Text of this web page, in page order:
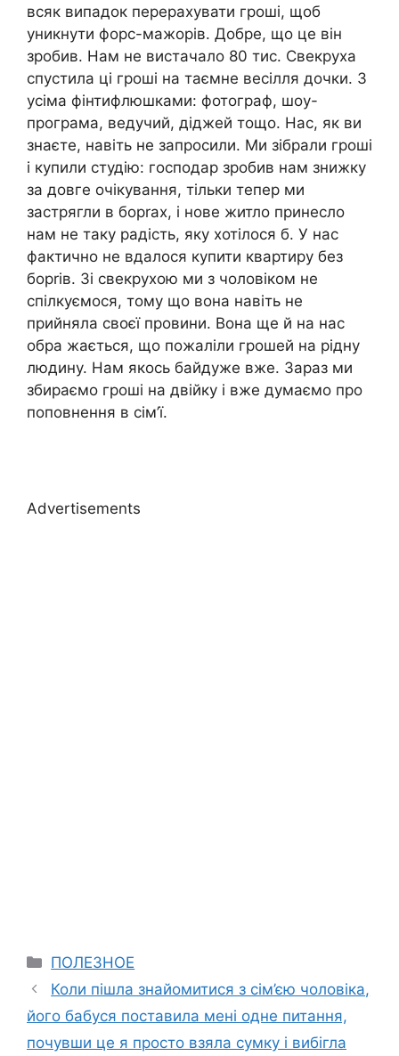
всяк випадок перерахувати гроші, щоб
уникнути форс-мажорів. Добре, що це він
зробив. Нам не вистачало 80 тис. Свекруха
спустила ці гроші на таємне весілля дочки. З
усіма фінтифлюшками: фотограф, шоу-
програма, ведучий, діджей тощо. Нас, як ви
знаєте, навіть не запросили. Ми зібрали гроші
і купили студію: господар зробив нам знижку
за довге очікування, тільки тепер ми
застрягли в борrах, і нове житло принесло
нам не таку радість, яку хотілося б. У нас
фактично не вдалося купити квартиру без
борrів. Зі свекрухою ми з чоловіком не
спілкуємося, тому що вона навіть не
прийняла своєї провини. Вона ще й на нас
обра жається, що пожаліли грошей на рідну
людину. Нам якось байдуже вже. Зараз ми
збираємо гроші на двійку і вже думаємо про
поповнення в сім’ї.
Advertisements
Categories
ПОЛЕЗНОЕ
Коли пішла знайомитися з сім’єю чоловіка,
його бабуся поставила мені одне питання,
почувши це я просто взяла сумку і вибігла